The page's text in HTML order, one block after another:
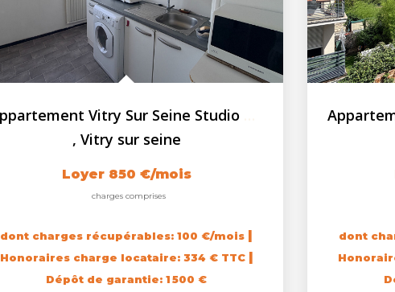
, Vitry sur seine
Loyer 850 €/mois
charges comprises
dont charges récupérables: 100 €/mois |
Honoraires charge locataire: 334 € TTC |
Dépôt de garantie: 1 500 €
dont